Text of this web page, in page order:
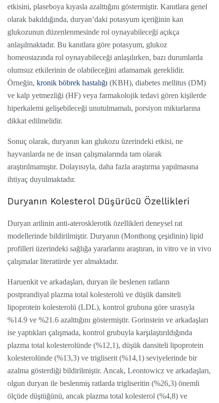
etkisini, plaseboya kıyasla azalttığını göstermiştir. Kanıtlara genel
olarak bakıldığında, duryan’daki potasyum içeriğinin kan
glukozunun düzenlenmesinde rol oynayabileceği açıkça
anlaşılmaktadır. Bu kanıtlara göre potasyum, glukoz
homeostazında rol oynayabileceği anlaşılırken, bazı durumlarda
olumsuz etkilerinin de olabileceğini atlamamak gereklidir.
Örneğin, kronik böbrek hastalığı (KBH), diabetes mellitus (DM)
ve kalp yetmezliği (HF) veya farmakolojik tedavi gören kişilerde
hiperkalemi gelişebileceği unutulmamalı, porsiyon miktarlarına
dikkat edilmelidir.
Sonuç olarak, duryanın kan glukozu üzerindeki etkisi, ne
hayvanlarda ne de insan çalışmalarında tam olarak
araştırılmamıştır. Dolayısıyla, daha fazla araştırma yapılmasına
ihtiyaç duyulmaktadır.
Duryanın Kolesterol Düşürücü Özellikleri
Duryan arilinin anti-aterosklerotik özellikleri deneysel rat
modellerinde bildirilmiştir. Duryanın (Monthong çeşidinin) lipid
profilleri üzerindeki sağlığa yararlarını araştıran, in vitro ve in vivo
çalışmalar literatürde yer almaktadır.
Haruenkit ve arkadaşları, duryan ile beslenen ratların
postprandiyal plazma total kolesterolü ve düşük dansiteli
lipoprotein kolesterolü (LDL), kontrol grubuna göre sırasıyla
%14.9 ve %21.6 azalttığını göstermiştir. Gorinstein ve arkadaşları
ise yaptıkları çalışmada, kontrol grubuyla karşılaştırıldığında
plazma total kolesterolünde (%12,1), düşük dansiteli lipoprotein
kolesterolünde (%13,3) ve trigliserit (%14,1) seviyelerinde bir
azalma gösterdiği bildirilmiştir. Ancak, Leontowicz ve arkadaşları,
olgun duryan ile beslenmiş ratlarda trigliseritin (%26,3) önemli
ölçüde düştüğünü, ancak plazma total kolesterol (%4,8) ve